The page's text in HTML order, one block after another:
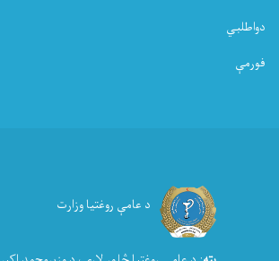
دواطلبي
فورمې
د عامې روغتیا وزارت